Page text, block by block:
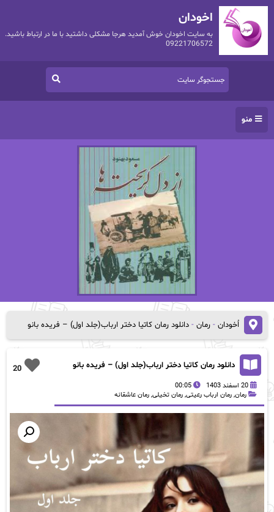
اخودان
به سایت اخودان خوش آمدید هرجا مشکلی داشتید با ما در ارتباط باشید.
09221706572
منو
اُخودان- رمان- دانلود رمان کاتیا دختر ارباب(جلد اول) – فریده بانو
20 دانلود رمان کاتیا دختر ارباب(جلد اول) – فریده بانو
20 اسفند 1403
00:05
رمان, رمان ارباب رعیتی, رمان تخیلی, رمان عاشقانه